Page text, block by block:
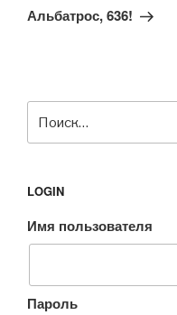
запись
Альбатрос, 636!
LOGIN
Имя пользователя
Пароль